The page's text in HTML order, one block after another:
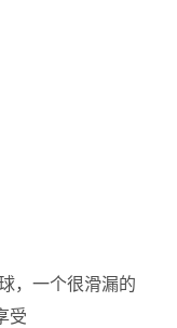
，一个很滑漏的
受